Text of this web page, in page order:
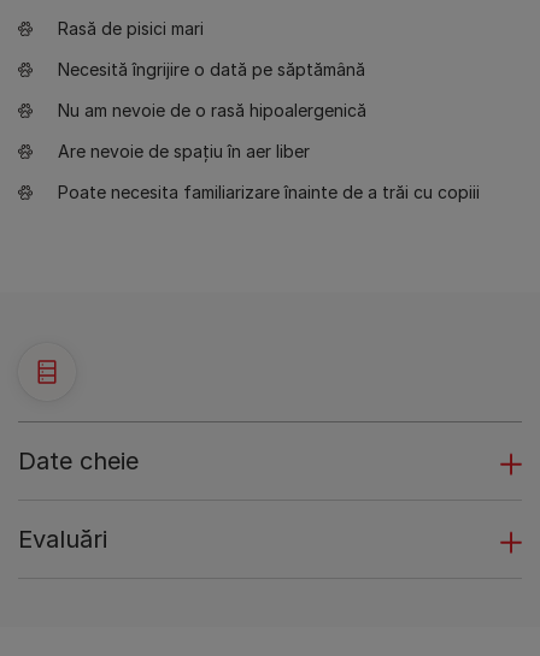
Rasă de pisici mari
Necesită îngrijire o dată pe săptămână
Nu am nevoie de o rasă hipoalergenică
Are nevoie de spațiu în aer liber
Poate necesita familiarizare înainte de a trăi cu copiii
Date cheie
Evaluări